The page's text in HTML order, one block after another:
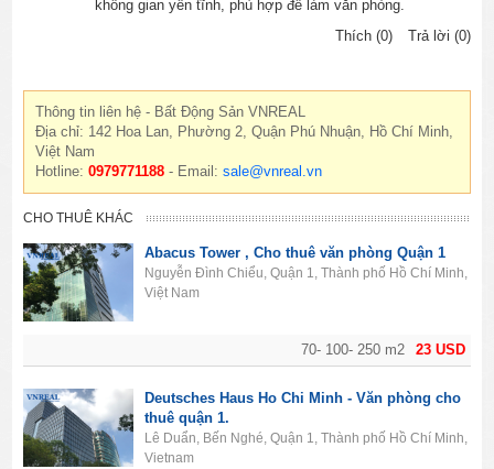
không gian yên tĩnh, phù hợp để làm văn phòng.
Thích (0)
Trả lời (0)
Thông tin liên hệ - Bất Động Sản VNREAL
Địa chỉ: 142 Hoa Lan, Phường 2, Quận Phú Nhuận, Hồ Chí Minh,
Việt Nam
Hotline:0979771188 - Email:sale@vnreal.vn
CHO THUÊ KHÁC
23 USD
70- 100- 250 m2
Abacus Tower , Cho thuê văn phòng Quận 1
Nguyễn Đình Chiểu, Quận 1, Thành phố Hồ Chí Minh,
Việt Nam
Deutsches Haus Ho Chi Minh - Văn phòng cho
thuê quận 1.
Lê Duẩn, Bến Nghé, Quận 1, Thành phố Hồ Chí Minh,
Vietnam